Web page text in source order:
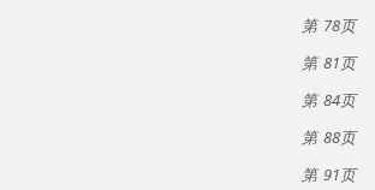
78
81
84
88
91